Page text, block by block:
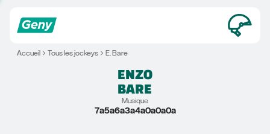
Accueil Tous les jockeys E. Bare
ENZO
BARE
Musique
7a5a6a3a4a0a0a0a